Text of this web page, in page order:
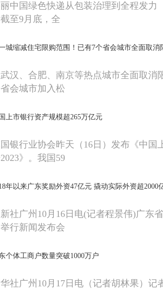
中国绿色快递从包装治理到全程发力
至9月底，全
城缩减住宅限购范围！已有7个省会城市全面取消
汉、合肥、南京等热点城市全面取消
会城市加入松
上市银行资产规模超265万亿元
银行业协会昨天（16日）发布《中国
》。我国59
年以来广东奖励外资47亿元 撬动实际外资超2000
社广州10月16日电(记者程景伟)广东
举行新闻发布会
个体工商户数量突破1000万户
社广州10月17日电（记者胡林果）记